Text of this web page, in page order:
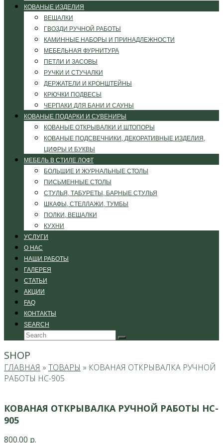
КОВАНЫЕ ИЗДЕЛИЯ
ВЕШАЛКИ
ГВОЗДИ РУЧНОЙ РАБОТЫ
КАМИННЫЕ НАБОРЫ И ПРИНАДЛЕЖНОСТИ
МЕБЕЛЬНАЯ ФУРНИТУРА
ПЕТЛИ И ЗАСОВЫ
РУЧКИ И СТУЧАЛКИ
ДЕРЖАТЕЛИ И КРОНШТЕЙНЫ
КРЮЧКИ ПОДВЕСЫ
ЧЕРПАКИ ДЛЯ БАНИ И САУНЫ
КОВАНЫЕ ПОДАРКИ И СУВЕНИРЫ
КОВАНЫЕ ОТКРЫВАЛКИ И ШТОПОРЫ
КОВАНЫЕ ПОДСВЕЧНИКИ, ДЕКОРАТИВНЫЕ ИЗДЕЛИЯ,
ЦИФРЫ И БУКВЫ
МЕБЕЛЬ В СТИЛЕ ЛОФТ
БОЛЬШИЕ И ЖУРНАЛЬНЫЕ СТОЛЫ
ПИСЬМЕННЫЕ СТОЛЫ
СТУЛЬЯ, ТАБУРЕТЫ, БАРНЫЕ СТУЛЬЯ
ШКАФЫ, СТЕЛЛАЖИ, ТУМБЫ
ПОЛКИ, ВЕШАЛКИ
КУХНИ
УСЛУГИ
О НАС
НАШИ РАБОТЫ
ГАЛЕРЕЯ
СТАТЬИ
АКЦИИ
FAQ
КОНТАКТЫ
SEARCH
Search
Submit
SHOP
ГЛАВНАЯ » ТОВАРЫ » КОВАНАЯ ОТКРЫВАЛКА РУЧНОЙ
РАБОТЫ HC-905
КОВАНАЯ ОТКРЫВАЛКА РУЧНОЙ РАБОТЫ HC-
905
800.00 р.